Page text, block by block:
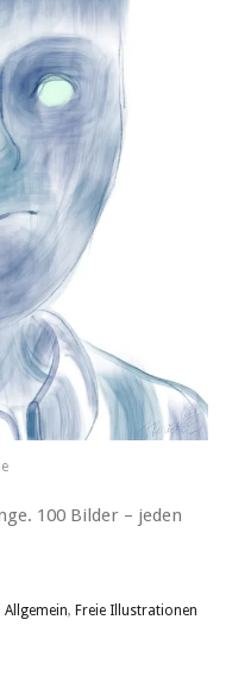
100 Bilder – jeden
Allgemein, Freie Illustrationen